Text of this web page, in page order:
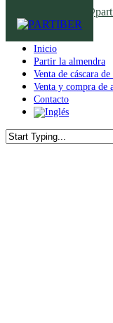
content
Menu
Inicio
Partir la almendra
Venta de cáscara
Venta y compra de
Contacto